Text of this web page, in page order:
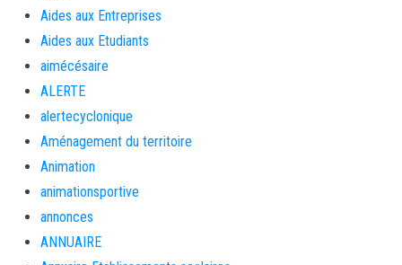
Aides aux Entreprises
Aides aux Etudiants
aimécésaire
ALERTE
alertecyclonique
Aménagement du territoire
Animation
animationsportive
annonces
ANNUAIRE